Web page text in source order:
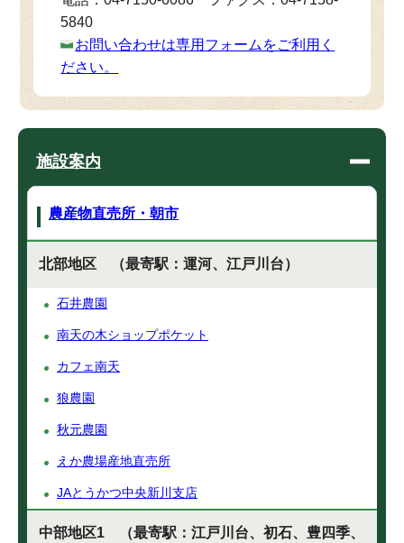
5840
お問い合わせは専用フォームをご利用く
ださい。
施設案内
農産物直売所・朝市
北部地区 （最寄駅：運河、江戸川台）
石井農園
南天の木ショップポケット
カフェ南天
狼農園
秋元農園
えか農場産地直売所
JAとうかつ中央新川支店
中部地区1 （最寄駅：江戸川台、初石、豊四季、